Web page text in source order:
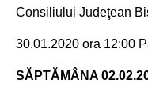
Consiliului Judeţean
30.01.2020 ora 12:00
SĂPTĂMÂNA